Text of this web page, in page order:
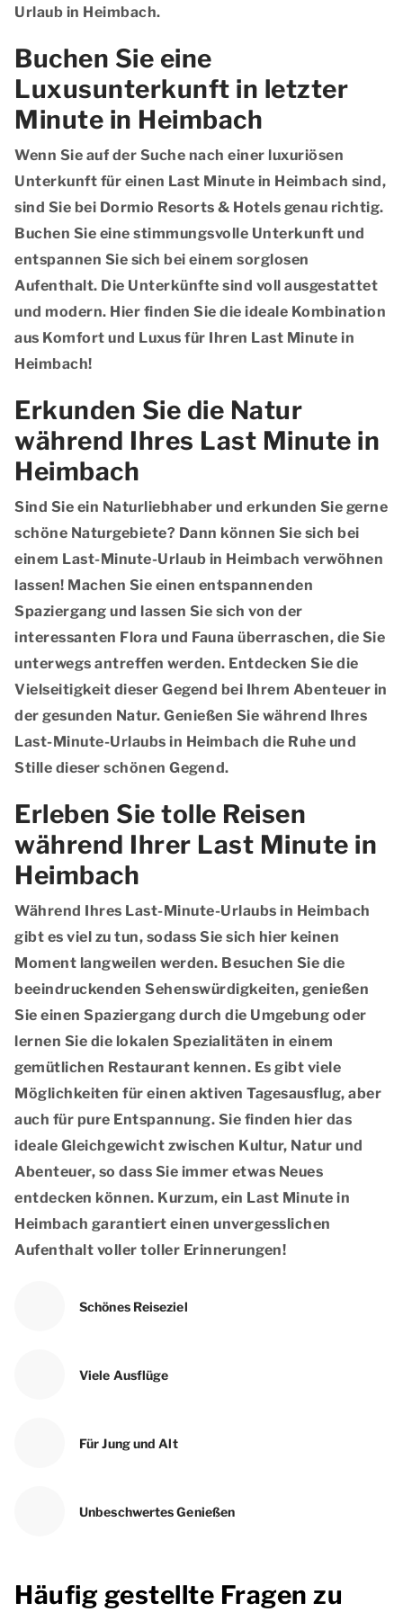
Urlaub in Heimbach.
Buchen Sie eine
Luxusunterkunft in letzter
Minute in Heimbach
Wenn Sie auf der Suche nach einer luxuriösen
Unterkunft für einen Last Minute in Heimbach sind,
sind Sie bei Dormio Resorts & Hotels genau richtig.
Buchen Sie eine stimmungsvolle Unterkunft und
entspannen Sie sich bei einem sorglosen
Aufenthalt. Die Unterkünfte sind voll ausgestattet
und modern. Hier finden Sie die ideale Kombination
aus Komfort und Luxus für Ihren Last Minute in
Heimbach!
Erkunden Sie die Natur
während Ihres Last Minute in
Heimbach
Sind Sie ein Naturliebhaber und erkunden Sie gerne
schöne Naturgebiete? Dann können Sie sich bei
einem Last-Minute-Urlaub in Heimbach verwöhnen
lassen! Machen Sie einen entspannenden
Spaziergang und lassen Sie sich von der
interessanten Flora und Fauna überraschen, die Sie
unterwegs antreffen werden. Entdecken Sie die
Vielseitigkeit dieser Gegend bei Ihrem Abenteuer in
der gesunden Natur. Genießen Sie während Ihres
Last-Minute-Urlaubs in Heimbach die Ruhe und
Stille dieser schönen Gegend.
Erleben Sie tolle Reisen
während Ihrer Last Minute in
Heimbach
Während Ihres Last-Minute-Urlaubs in Heimbach
gibt es viel zu tun, sodass Sie sich hier keinen
Moment langweilen werden. Besuchen Sie die
beeindruckenden Sehenswürdigkeiten, genießen
Sie einen Spaziergang durch die Umgebung oder
lernen Sie die lokalen Spezialitäten in einem
gemütlichen Restaurant kennen. Es gibt viele
Möglichkeiten für einen aktiven Tagesausflug, aber
auch für pure Entspannung. Sie finden hier das
ideale Gleichgewicht zwischen Kultur, Natur und
Abenteuer, so dass Sie immer etwas Neues
entdecken können. Kurzum, ein Last Minute in
Heimbach garantiert einen unvergesslichen
Aufenthalt voller toller Erinnerungen!
Schönes Reiseziel
Viele Ausflüge
Für Jung und Alt
Unbeschwertes Genießen
Häufig gestellte Fragen zu